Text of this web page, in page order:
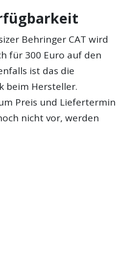
Behringer CAT wird
für 300 Euro auf den
ist das die
beim Hersteller.
Preis und Liefertermin
nicht vor, werden